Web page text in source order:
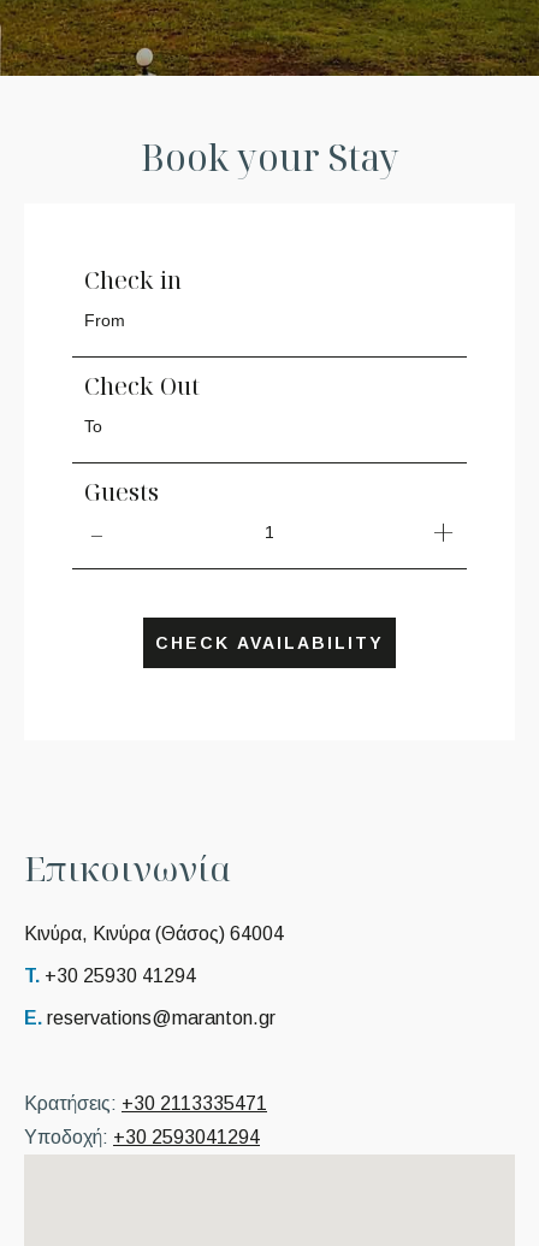
Book your Stay
Check in
Check Out
Guests
1
CHECK AVAILABILITY
Επικοινωνία
Κινύρα, Κινύρα (Θάσος) 64004
T. +30 25930 41294
E. reservations@maranton.gr
Κρατήσεις: +30 2113335471
Υποδοχή: +30 2593041294